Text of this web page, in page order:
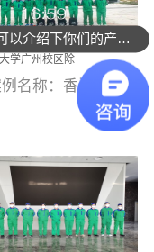
生产车间为优吸总
国分支机构生产光
净醛王、祛味剂等
列产品，保质保量
产任务，确保全国
质优势团队优势分
优吸环保是一棵正
长的树，只要我们
爱护她、珍惜她、
市南沙区海滨路
湾江门市蓬江区
学广州校区除
满完成
名称：香港科技
区室内空气治
案例地址：广
·香港科技大学(广
可以介绍下你们的产品么